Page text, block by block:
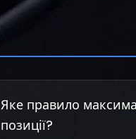
Яке правило
позиції?